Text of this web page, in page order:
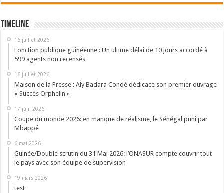
Timeline
16 juillet 2026
Fonction publique guinéenne : Un ultime délai de 10 jours accordé à
599 agents non recensés
16 juillet 2026
Maison de la Presse : Aly Badara Condé dédicace son premier ouvrage
« Succès Orphelin »
17 juin 2026
Coupe du monde 2026: en manque de réalisme, le Sénégal puni par
Mbappé
6 mai 2026
Guinée/Double scrutin du 31 Mai 2026: l’ONASUR compte couvrir tout
le pays avec son équipe de supervision
19 mars 2026
test